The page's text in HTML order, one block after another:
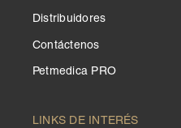
Distribuidores
Contáctenos
Petmedica PRO
LINKS DE INTERÉS